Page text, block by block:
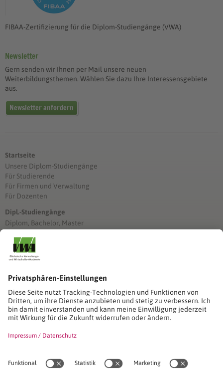
FIBAA-Zertifizierung für die Diplom-Studiengänge (VWA)
Newsletter
Gern senden wir Ihnen per Mail unsere neuen
Weiterbildungsthemen. Wählen Sie dazu Ihre Interessensgebiete
aus.
Newsletter anfordern
Startseite
Unsere Diplom-Studiengänge
Für Studierende
Für Firmen und Verwaltung
Für Dozenten
Dipl.-Studiengänge
Diplom, Bachelor, Master
Stimmen unserer Absolventinnen und Absolventen
Stimmen unserer Absolventinnen und Absolventen
Seminare
Seminardatenbank
Inhouseanfragen
Seminarreihen